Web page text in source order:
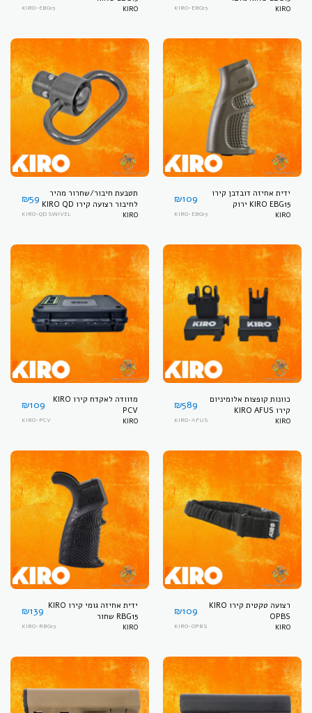
KIRO
KIRO-EBG15
KIRO
KIRO-EBG15
ידית אחיזה דובדבן קירו
KIRO EBG15 ירוק
₪109
KIRO
KIRO-EBG15
תטבעת חיבור/שחרור מהיר
לחיבור רצועה קירו KIRO QD
SWIVEL
₪59
KIRO
KIRO-QD SWIVEL
כוונות קופצות אלומיניום
קירו KIRO AFUS
₪589
KIRO
KIRO-AFUS
מזוודה לאקדח קירו KIRO
PCV
₪109
KIRO
KIRO-PCV
רצועה טקטית קירו KIRO
OPBS
₪109
KIRO
KIRO-OPBS
ידית אחיזה גומי קירו KIRO
RBG15 שחור
₪139
KIRO
KIRO-RBG15